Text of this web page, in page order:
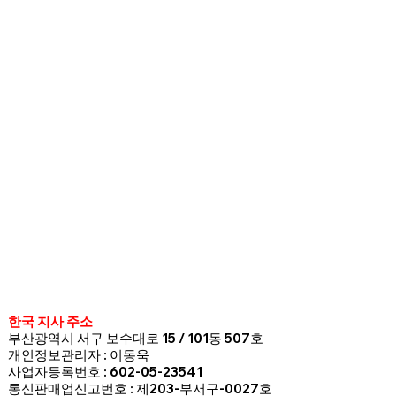
한국 지사 주소
부산광역시 서구 보수대로 15 / 101동 507호
개인정보관리자 : 이동욱
사업자등록번호 : 602-05-23541
통신판매업신고번호 : 제203-부서구-0027호